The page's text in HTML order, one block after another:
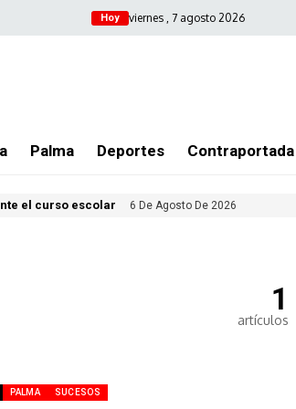
Hoy viernes , 7 agosto 2026
Palma Deportes Contraportada
el curso escolar 6 De Agosto De 2026
1
artículos
PALMA SUCESOS